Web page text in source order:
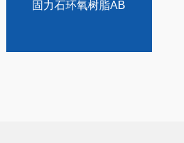
固力石环氧树脂AB